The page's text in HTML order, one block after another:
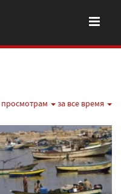
просмотрам за все время